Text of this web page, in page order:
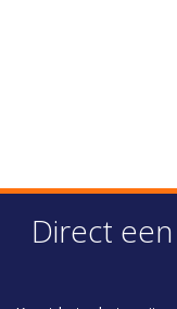
Direct